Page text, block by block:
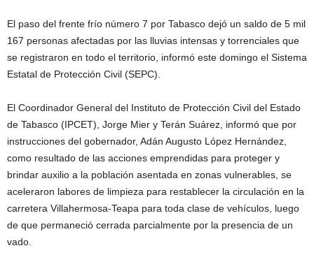
El paso del frente frío número 7 por Tabasco dejó un saldo de 5 mil
167 personas afectadas por las lluvias intensas y torrenciales que
se registraron en todo el territorio, informó este domingo el Sistema
Estatal de Protección Civil (SEPC).
El Coordinador General del Instituto de Protección Civil del Estado
de Tabasco (IPCET), Jorge Mier y Terán Suárez, informó que por
instrucciones del gobernador, Adán Augusto López Hernández,
como resultado de las acciones emprendidas para proteger y
brindar auxilio a la población asentada en zonas vulnerables, se
aceleraron labores de limpieza para restablecer la circulación en la
carretera Villahermosa-Teapa para toda clase de vehículos, luego
de que permaneció cerrada parcialmente por la presencia de un
vado.